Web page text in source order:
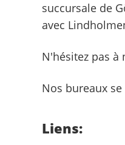
succursale de
avec
N'hésitez pas à
Nos bureaux
Liens: